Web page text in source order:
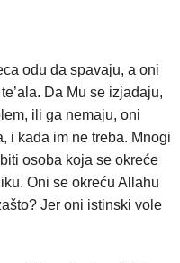
odu da spavaju, a oni
Da Mu se izjadaju,
ili ga nemaju, oni
i kada im ne treba. Mnogi
osoba koja se okreće
Oni se okreću Allahu
Jer oni istinski vole